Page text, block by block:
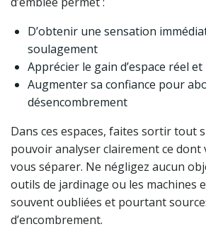
D’obtenir une sensation
soulagement
Apprécier le gain d’espace réel
Augmenter sa confiance pour
désencombrement
Dans ces espaces, faites sortir tout
pouvoir analyser clairement ce dont
vous séparer. Ne négligez aucun
outils de jardinage ou les machines
souvent oubliées et pourtant
d’encombrement.